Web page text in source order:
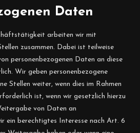
Daten
arbeiten wir mit
zusammen. Dabei ist teilweise
personenbezogenen Daten an diese
Wir geben personenbezogene
Stellen weiter, wenn dies im Rahmen
ist, wenn wir gesetzlich hierzu
von Daten an
ein berechtigtes Interesse nach Art. 6